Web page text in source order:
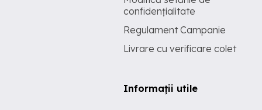
confidențialitate
Regulament Campanie
Livrare cu verificare colet
Informații utile